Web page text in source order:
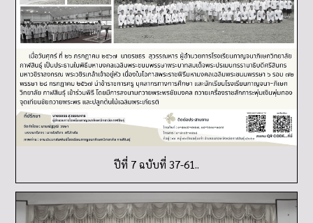
ปีที่ 7 ฉบับที่ 37-61..